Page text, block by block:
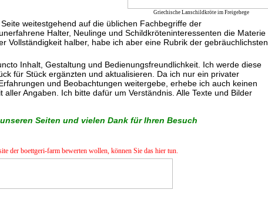
Griechische Lanschildkröte im Freigehege
weitestgehend auf die üblichen Fachbegriffe der
Halter, Neulinge und Schildkröteninteressenten die Materie
Vollständigkeit halber, habe ich aber eine Rubrik der gebräuchlichsten
Inhalt, Gestaltung und Bedienungsfreundlichkeit. Ich werde diese
für Stück ergänzten und aktualisieren. Da ich nur ein privater
und Beobachtungen weitergebe, erhebe ich auch keinen
Angaben. Ich bitte dafür um Verständnis. Alle Texte und Bilder
Seiten und vielen Dank für Ihren Besuch
der boettgeri-farm bewerten wollen, können Sie das hier tun.